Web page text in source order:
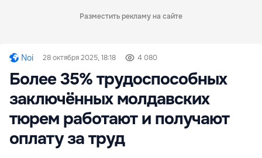
Разместить рекламу на сайте
Noi 28 октября 2025, 18:18 4 080
Более 35% трудоспособных
заключённых молдавских
тюрем работают и получают
оплату за труд